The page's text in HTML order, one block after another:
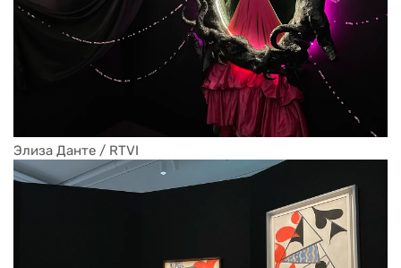
Элиза Данте / RTVI